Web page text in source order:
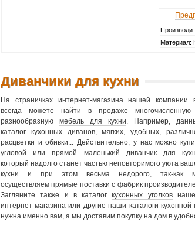
Материал:
Диванчики для кухни
На страничках интернет-магазина нашей компании
всегда можете найти в продаже
разнообразную мебель для кухни. Например,
каталог кухонных диванов, мягких, удобных,
расцветки и обивки... Действительно, у нас можно
угловой или прямой маленький диванчик для
который надолго станет частью неповторимого уюта
кухни и при этом весьма недорого, так-как
осуществляем прямые поставки с фабрик
Загляните также и в каталогкухонных уголков
интернет-магазина или другие наши каталоги
нужна именно вам, а мы доставим покупку на дом в